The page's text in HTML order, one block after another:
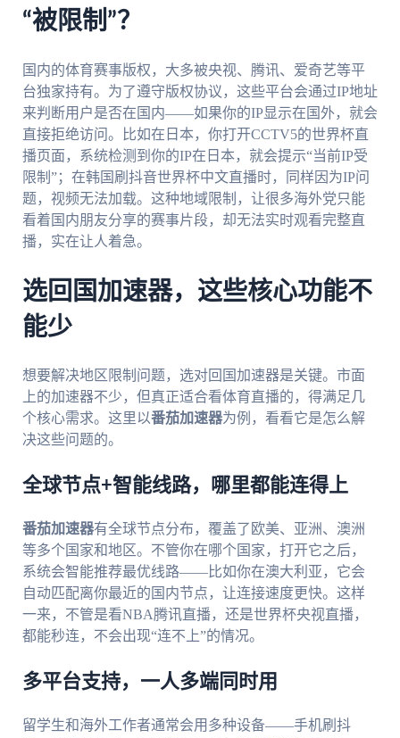
“被限制”？
国内的体育赛事版权，大多被央视、腾讯、爱奇艺等平
台独家持有。为了遵守版权协议，这些平台会通过IP地址
来判断用户是否在国内——如果你的IP显示在国外，就会
直接拒绝访问。比如在日本，你打开CCTV5的世界杯直
播页面，系统检测到你的IP在日本，就会提示“当前IP受
限制”；在韩国刷抖音世界杯中文直播时，同样因为IP问
题，视频无法加载。这种地域限制，让很多海外党只能
看着国内朋友分享的赛事片段，却无法实时观看完整直
播，实在让人着急。
选回国加速器，这些核心功能不
能少
想要解决地区限制问题，选对回国加速器是关键。市面
上的加速器不少，但真正适合看体育直播的，得满足几
个核心需求。这里以番茄加速器为例，看看它是怎么解
决这些问题的。
全球节点+智能线路，哪里都能连得上
番茄加速器有全球节点分布，覆盖了欧美、亚洲、澳洲
等多个国家和地区。不管你在哪个国家，打开它之后，
系统会智能推荐最优线路——比如你在澳大利亚，它会
自动匹配离你最近的国内节点，让连接速度更快。这样
一来，不管是看NBA腾讯直播，还是世界杯央视直播，
都能秒连，不会出现“连不上”的情况。
多平台支持，一人多端同时用
留学生和海外工作者通常会用多种设备——手机刷抖